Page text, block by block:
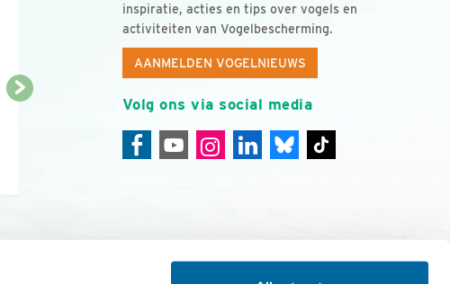
inspiratie, acties en tips over vogels en
activiteiten van Vogelbescherming.
AANMELDEN VOGELNIEUWS
Volg ons via social media